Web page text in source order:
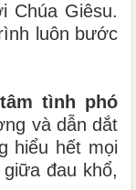
Chúa Giêsu.
luôn bước
tình phó
và dẫn dắt
hiểu hết mọi
đau khổ,